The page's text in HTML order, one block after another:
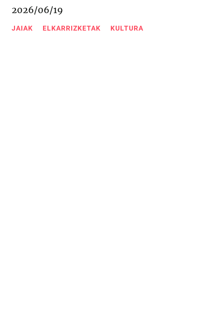
2026/06/19
JAIAK ELKARRIZKETAK KULTURA